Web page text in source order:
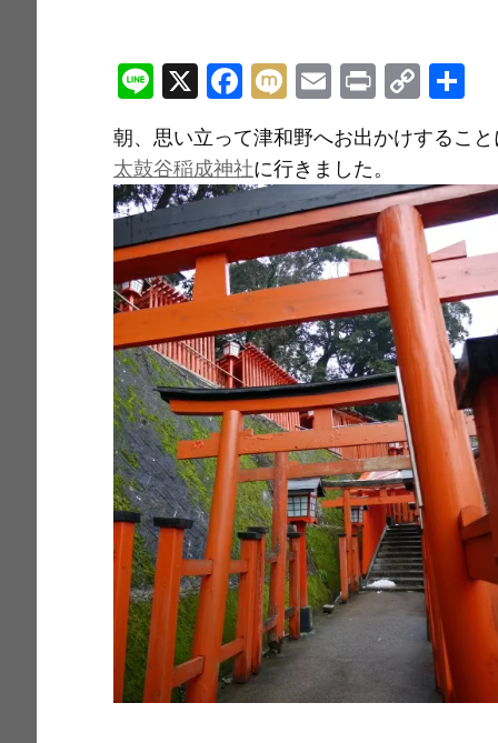
Li
n
e
X
F
a
c
e
b
o
o
k
M
ix
i
E
m
ai
l
Pr
t
C
p
y
Li
n
k
朝、思い立って津和野へお出かけすること
太鼓谷稲成神社に行きました。